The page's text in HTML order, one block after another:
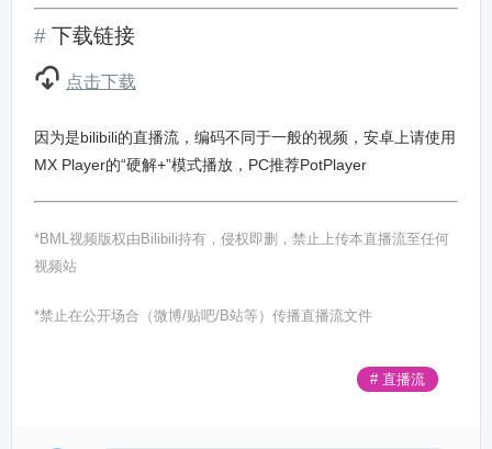
下载链接
 点击下载
因为是bilibili的直播流，编码不同于一般的视频，安卓上请使用
MX Player的“硬解+”模式播放，PC推荐PotPlayer
*BML视频版权由Bilibili持有，侵权即删，禁止上传本直播流至任何
视频站
*禁止在公开场合（微博/贴吧/B站等）传播直播流文件
# 直播流